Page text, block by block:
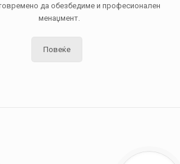
да обезбедиме и професионален
менаџмент.
Повеќе